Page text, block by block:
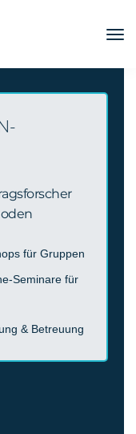
für Gruppen
Seminare für
& Betreuung